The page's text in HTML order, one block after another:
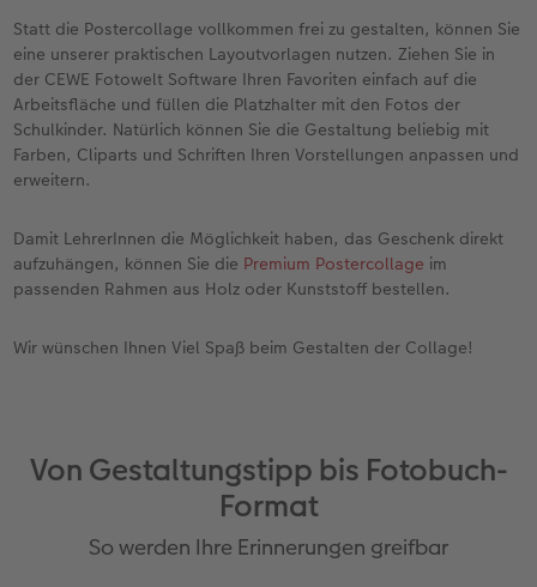
Statt die Postercollage vollkommen frei zu gestalten, können Sie
eine unserer praktischen Layoutvorlagen nutzen. Ziehen Sie in
der CEWE Fotowelt Software Ihren Favoriten einfach auf die
Arbeitsfläche und füllen die Platzhalter mit den Fotos der
Schulkinder. Natürlich können Sie die Gestaltung beliebig mit
Farben, Cliparts und Schriften Ihren Vorstellungen anpassen und
erweitern.
Damit LehrerInnen die Möglichkeit haben, das Geschenk direkt
aufzuhängen, können Sie die Premium Postercollage im
passenden Rahmen aus Holz oder Kunststoff bestellen.
Wir wünschen Ihnen Viel Spaß beim Gestalten der Collage!
Von Gestaltungstipp bis Fotobuch-
Format
So werden Ihre Erinnerungen greifbar